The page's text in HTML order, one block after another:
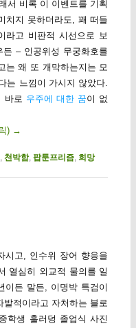
서 비록 이 이벤트를 기획
치지 못하더라도, 꽤 떠들
라고 비판적 시선으로 보
– 인공위성 무궁화호를
는 왜 또 개막하는지는 모
는 느낌이 가시지 않았다.
바로 우주에 대한 꿈이 없
) →
천박함, 팝툰프리즘, 희망
고, 인수위 장어 향응을
열심히 외교적 물의를 일
이든 말든, 이명박 특검이
적이라고 자처하는 블로
학생 훌러덩 졸업식 사진